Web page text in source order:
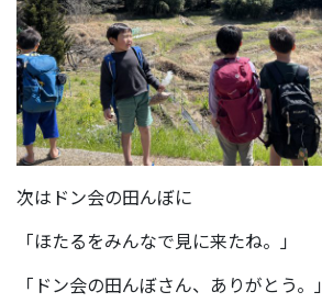
次はドン会の田んぼに
「ほたるをみんなで見に来たね。」
「ドン会の田んぼさん、ありがとう。」